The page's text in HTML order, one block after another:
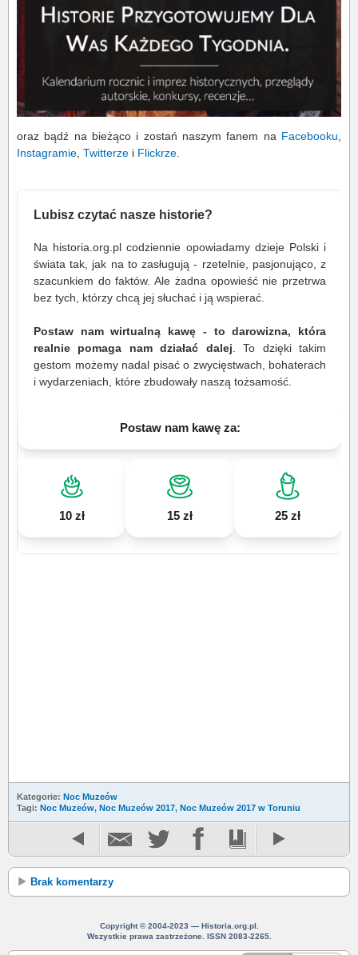
oraz bądź na bieżąco i zostań naszym fanem na Facebooku
Instagramie Twitterze i Flickrze
Lubisz czytać nasze historie?
Na historia.org.pl codziennie opowiadamy dzieje Polski i
świata tak, jak na to zasługują - rzetelnie, pasjonująco, z
szacunkiem do faktów. Ale żadna opowieść nie przetrwa
bez tych, którzy chcą jej słuchać i ją wspierać.
Postaw nam wirtualną kawę - to darowizna, która
realnie pomaga nam działać dalej . To dzięki takim
gestom możemy nadal pisać o zwycięstwach, bohaterach
i wydarzeniach, które zbudowały naszą tożsamość.
Postaw nam kawę za:
10 zł 15 zł 25 zł
Kategorie: Noc Muzeów
Tagi: Noc Muzeów, Noc Muzeów 2017, Noc Muzeów 2017 w Toruniu
Brak komentarzy
Copyright © 2004-2023 — Historia.org.pl.
Wszystkie prawa zastrzeżone. ISSN 2083-2265.